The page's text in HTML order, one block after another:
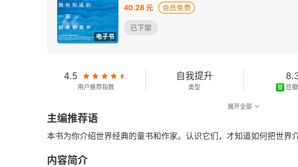
电子书
40.28 元
已下架
4.5
用户推荐指数
自我提升
类型 豆
字数
展开全部
主编推荐语
本书为你介绍世界经典的童书和作家。认识它们，才知道如何把世界
内容简介